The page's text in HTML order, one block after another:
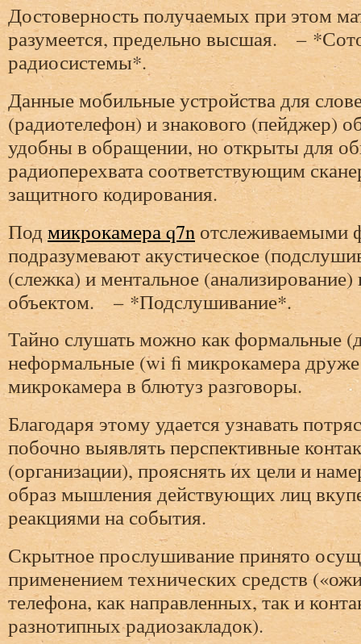
Достоверность получаемых при этом
разумеется, предельно высшая. –
радиосистемы*.
Данные мобильные устройства для
(радиотелефон) и знакового (пейджер)
удобны в обращении, но открыты для
радиоперехвата соответствующим
защитного кодирования.
Под микрокамера q7n отслеживаемыми
подразумевают акустическое
(слежка) и ментальное
объектом. – *Подслушивание*.
Тайно слушать можно как формальные
неформальные (wi fi микрокамера
микрокамера в блютуз разговоры.
Благодаря этому удается узнавать
побочно выявлять перспективные
(организации), прояснять их цели и
образ мышления действующих лиц
реакциями на события.
Скрытное прослушивание принято
применением технических средств
телефона, как направленных, так и
разнотипных радиозакладок).